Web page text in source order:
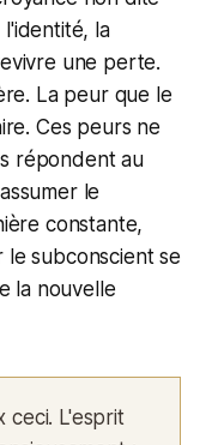
l'identité, la
une perte.
La peur que le
Ces peurs ne
répondent au
le
constante,
le subconscient se
la nouvelle
ceci. L'esprit